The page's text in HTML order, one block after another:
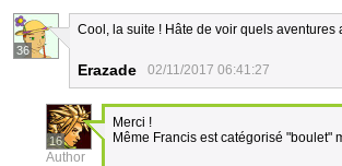
36
Cool, la suite ! Hâte de voir quels aventures
Erazade 02/11/2017 06:41:27
16
Author
Merci !
Même Francis est catégorisé "boulet"